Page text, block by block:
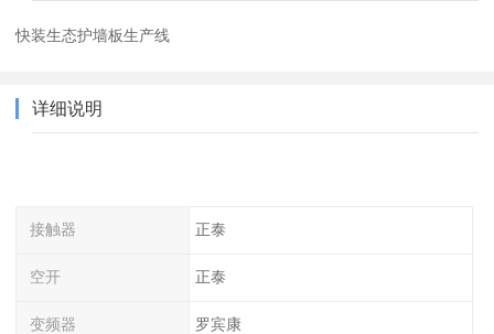
快装生态护墙板生产线
详细说明
接触器 正泰
空开 正泰
变频器 罗宾康